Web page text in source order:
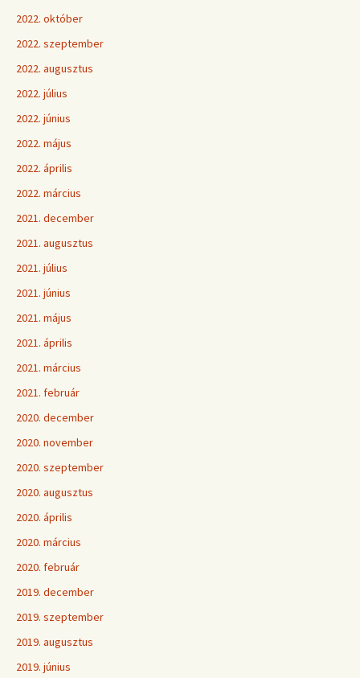
2022. október
2022. szeptember
2022. augusztus
2022. július
2022. június
2022. május
2022. április
2022. március
2021. december
2021. augusztus
2021. július
2021. június
2021. május
2021. április
2021. március
2021. február
2020. december
2020. november
2020. szeptember
2020. augusztus
2020. április
2020. március
2020. február
2019. december
2019. szeptember
2019. augusztus
2019. június